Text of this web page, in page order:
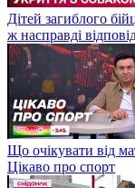
Дітей загиблого
ж насправді
Що очікувати від
Цікаво про спорт